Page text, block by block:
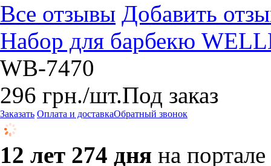
Все отзывы Добавить
Набор для барбекю
WB-7470
296 грн./шт.Под заказ
Заказать Оплата и доставкаОбратный звонок
12 лет 274 дня на портале